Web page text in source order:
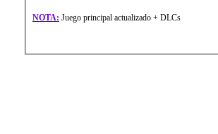
NOTA: Juego principal actualizado + DLCs